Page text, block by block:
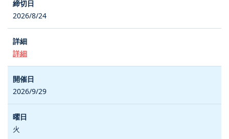
2026/8/24
詳細
2026/9/29
火